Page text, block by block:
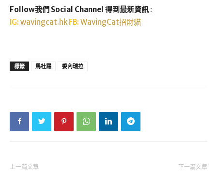
Follow我們 Social Channel 得到最新資訊 :
IG: wavingcat.hk FB: WavingCat招財貓
標籤 馬杜羅 委內瑞拉
上一篇文章 下一篇文章